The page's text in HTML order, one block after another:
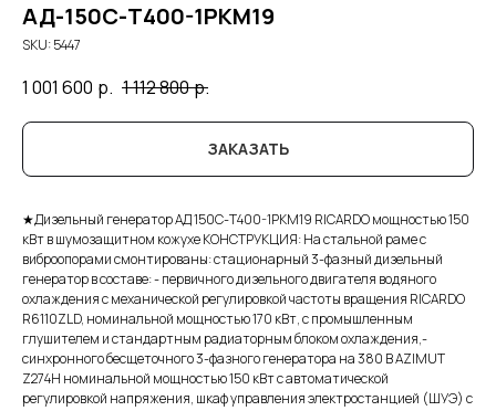
АД-150С-Т400-1РКМ19
SKU:5447
1 001 600 р. 1 112 800р.
ЗАКАЗАТЬ
★Дизельный генератор АД 150С-Т400-1РКМ19 RICARDO мощностью 150
кВт в шумозащитном кожухе КОНСТРУКЦИЯ: На стальной раме с
виброопорами смонтированы: стационарный 3-фазный дизельный
генератор в составе: - первичного дизельного двигателя водяного
охлаждения с механической регулировкой частоты вращения RICARDO
R6110ZLD, номинальной мощностью 170 кВт, с промышленным
глушителем и стандартным радиаторным блоком охлаждения,-
синхронного бесщеточного 3-фазного генератора на 380 В AZIMUT
Z274H номинальной мощностью 150 кВт c автоматической
регулировкой напряжения, шкаф управления электростанцией (ШУЭ) с